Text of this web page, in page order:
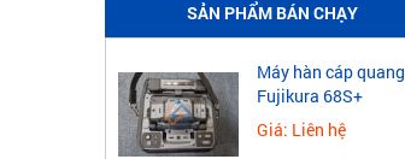
SẢN PHẨM BÁN CHẠY
Máy hàn cáp quang
Fujikura 68S+
Giá: Liên hệ